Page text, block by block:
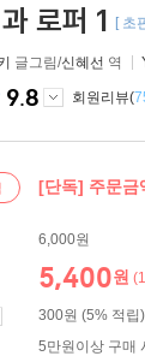
로퍼 1 [ 초
글그림/신혜선 역
9.8 회원리뷰(
[단독] 주문금
6,000원
5,400원
300원 (5% 적립)
5만원이상 구매